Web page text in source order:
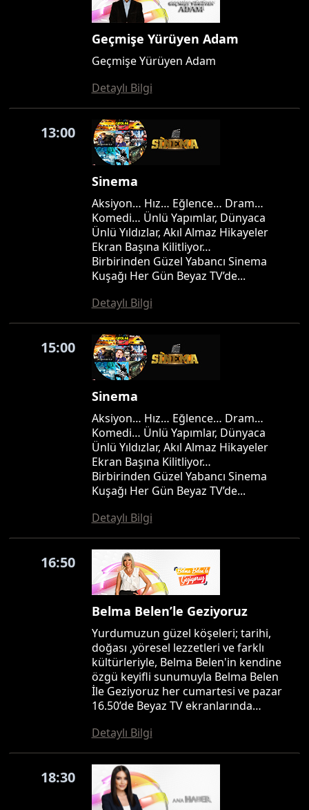
Geçmişe Yürüyen Adam
Geçmişe Yürüyen Adam
Detaylı Bilgi
13:00
Sinema
Aksiyon… Hız… Eğlence… Dram…
Komedi… Ünlü Yapımlar, Dünyaca
Ünlü Yıldızlar, Akıl Almaz Hikayeler
Ekran Başına Kilitliyor…
Birbirinden Güzel Yabancı Sinema
Kuşağı Her Gün Beyaz TV’de...
Detaylı Bilgi
15:00
Sinema
Aksiyon… Hız… Eğlence… Dram…
Komedi… Ünlü Yapımlar, Dünyaca
Ünlü Yıldızlar, Akıl Almaz Hikayeler
Ekran Başına Kilitliyor…
Birbirinden Güzel Yabancı Sinema
Kuşağı Her Gün Beyaz TV’de...
Detaylı Bilgi
16:50
Belma Belen’le Geziyoruz
Yurdumuzun güzel köşeleri; tarihi,
doğası ,yöresel lezzetleri ve farklı
kültürleriyle, Belma Belen'in kendine
özgü keyifli sunumuyla Belma Belen
İle Geziyoruz her cumartesi ve pazar
16.50’de Beyaz TV ekranlarında…
Detaylı Bilgi
18:30